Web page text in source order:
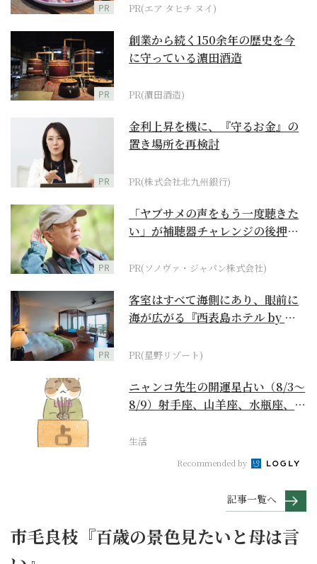
PR PR(エア タヒチ ヌイ)
PR
創業から続く150余年の歴史を今
に守っている濵田酒造
PR(濵田酒造)
PR
金利上昇を機に、『守るお金』の
置き場所を再検討
PR(株式会社北九州銀行)
PR
「ヤブサメの声をもう一度聴きた
い」が補聴器チャレンジの後押し
PR(ソノヴァ・ジャパン株式会社)
PR
客室はすべて海側にあり、眼前に
海が広がる『西表島ホテル by 星
PR(星野リゾート)
ニャンコ先生の開運星占い（8/3～
8/9）射手座、山羊座、水瓶座、魚
生活
Recommended by
記事一覧へ
市毛良枝『百歳の景色見たいと母は言